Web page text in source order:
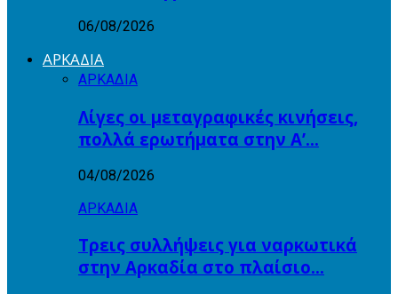
06/08/2026
ΑΡΚΑΔΙΑ
ΑΡΚΑΔΙΑ
Λίγες οι μεταγραφικές κινήσεις,
πολλά ερωτήματα στην Α’…
04/08/2026
ΑΡΚΑΔΙΑ
Τρεις συλλήψεις για ναρκωτικά
στην Αρκαδία στο πλαίσιο…